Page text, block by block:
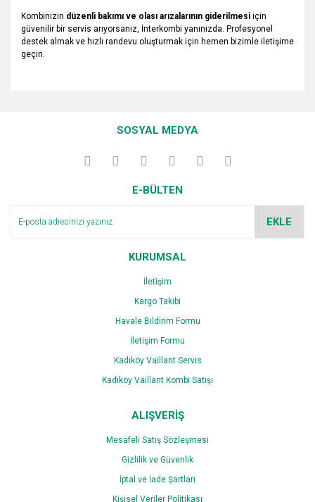
Kombinizin düzenli bakımı ve olası arızalarının giderilmesi için
güvenilir bir servis arıyorsanız, İnterkombi yanınızda. Profesyonel
destek almak ve hızlı randevu oluşturmak için hemen bizimle iletişime
geçin.
kullanarak tarafımıza iletebilirsiniz.
Görüş ve önerileriniz için teşekkür ederiz.
Ürün açıklamasında eksik bilgiler bulunuyor.
Bu ürüne benzer farklı alternatifler olmalı.
Gönder
SOSYAL MEDYA
E-BÜLTEN
EKLE
KURUMSAL
İletişim
Kargo Takibi
Havale Bildirim Formu
İletişim Formu
Kadıköy Vaillant Servis
Kadıköy Vaillant Kombi Satışı
ALIŞVERİŞ
Mesafeli Satış Sözleşmesi
Gizlilik ve Güvenlik
İptal ve İade Şartları
Kişisel Veriler Politikası